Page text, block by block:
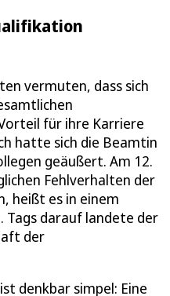
vermuten, dass sich
für ihre Karriere
hatte sich die Beamtin
geäußert. Am 12.
Fehlverhalten der
heißt es in einem
Tags darauf landete der
der
denkbar simpel: Eine